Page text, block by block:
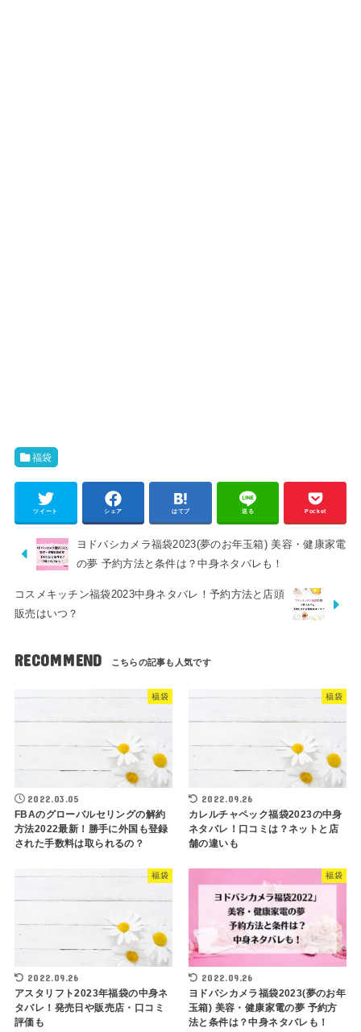
福袋
ツイート シェア はてブ 送る Pocket
ヨドバシカメラ福袋2023(夢のお年玉箱) 美容・健康家電
の夢 予約方法と条件は？中身ネタバレも！
コスメキッチン福袋2023中身ネタバレ！予約方法と店頭
販売はいつ？
RECOMMEND
福袋
2022.03.05
FBAのグローバルセリングの解約
方法2022最新！勝手に外国も登録
された手数料は取られるの？
福袋
2022.09.26
カレルチャペック福袋2023の中身
ネタバレ！口コミは？ネットと店
舗の違いも
福袋
2022.09.26
アスタリフト2023年福袋の中身ネ
タバレ！発売日や販売店・口コミ
評価も
福袋
2022.09.26
ヨドバシカメラ福袋2023(夢のお年
玉箱) 美容・健康家電の夢 予約方
法と条件は？中身ネタバレも！